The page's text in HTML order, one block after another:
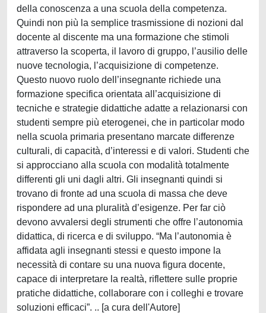
della conoscenza a una scuola della competenza.
Quindi non più la semplice trasmissione di nozioni dal
docente al discente ma una formazione che stimoli
attraverso la scoperta, il lavoro di gruppo, l’ausilio delle
nuove tecnologia, l’acquisizione di competenze.
Questo nuovo ruolo dell’insegnante richiede una
formazione specifica orientata all’acquisizione di
tecniche e strategie didattiche adatte a relazionarsi con
studenti sempre più eterogenei, che in particolar modo
nella scuola primaria presentano marcate differenze
culturali, di capacità, d’interessi e di valori. Studenti che
si approcciano alla scuola con modalità totalmente
differenti gli uni dagli altri. Gli insegnanti quindi si
trovano di fronte ad una scuola di massa che deve
rispondere ad una pluralità d’esigenze. Per far ciò
devono avvalersi degli strumenti che offre l’autonomia
didattica, di ricerca e di sviluppo. “Ma l’autonomia è
affidata agli insegnanti stessi e questo impone la
necessità di contare su una nuova figura docente,
capace di interpretare la realtà, riflettere sulle proprie
pratiche didattiche, collaborare con i colleghi e trovare
soluzioni efficaci”. .. [a cura dell'Autore]